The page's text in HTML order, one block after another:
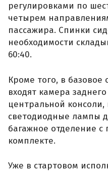
регулировками по
четырем
пассажира. Спинки
необходимости
60:40.
Кроме того, в
входят камера
центральной
светодиодные лампы
багажное отделение
комплекте.
Уже в стартовом